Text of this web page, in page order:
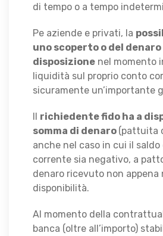
di tempo o a tempo
Pe aziende e privati, la
uno scoperto o del denaro
disposizione nel momento
liquidità sul proprio conto
sicuramente un’importante
Il richiedente fido ha a
somma di denaro (pattuita
anche nel caso in cui il
corrente sia negativo, a
denaro ricevuto non appena
disponibilità.
Al momento della
banca (oltre all’importo)